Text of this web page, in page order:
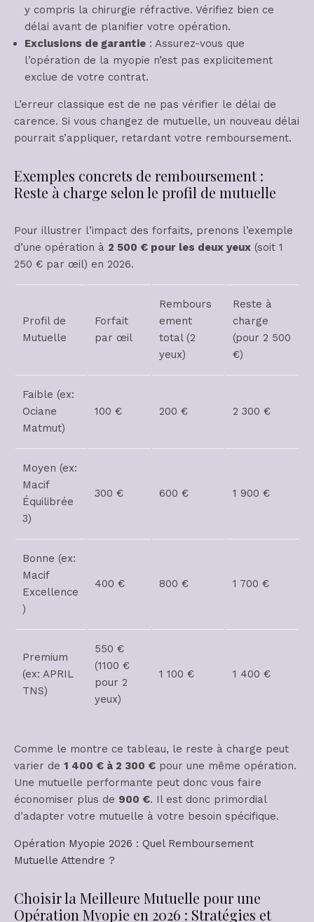
y compris la chirurgie réfractive. Vérifiez bien ce
délai avant de planifier votre opération.
Exclusions de garantie : Assurez-vous que
l’opération de la myopie n’est pas explicitement
exclue de votre contrat.
L’erreur classique est de ne pas vérifier le délai de
carence. Si vous changez de mutuelle, un nouveau délai
pourrait s’appliquer, retardant votre remboursement.
Exemples concrets de remboursement :
Reste à charge selon le profil de mutuelle
Pour illustrer l’impact des forfaits, prenons l’exemple
d’une opération à 2 500 € pour les deux yeux (soit 1
250 € par œil) en 2026.
Profil de
Mutuelle
Forfait
par œil
Rembours
ement
total (2
yeux)
Reste à
charge
(pour 2 500
€)
Faible (ex:
Ociane
Matmut)
100 € 200 € 2 300 €
Moyen (ex:
Macif
Équilibrée
3)
300 € 600 € 1 900 €
Bonne (ex:
Macif
Excellence
)
400 € 800 € 1 700 €
Premium
(ex: APRIL
TNS)
550 €
(1100 €
pour 2
yeux)
1 100 € 1 400 €
Comme le montre ce tableau, le reste à charge peut
varier de 1 400 € à 2 300 € pour une même opération.
Une mutuelle performante peut donc vous faire
économiser plus de 900 €. Il est donc primordial
d’adapter votre mutuelle à votre besoin spécifique.
Opération Myopie 2026 : Quel Remboursement
Mutuelle Attendre ?
Choisir la Meilleure Mutuelle pour une
Opération Myopie en 2026 : Stratégies et